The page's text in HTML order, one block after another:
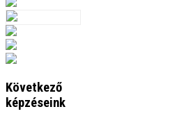
Következő
képzéseink